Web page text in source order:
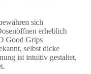
sich
erheblich
Good Grips
selbst dicke
ist intuitiv gestaltet,